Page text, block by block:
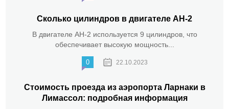
Сколько цилиндров в двигателе АН-2
В двигателе АН-2 используется 9 цилиндров, что
обеспечивает высокую мощность...
0 22.10.2023
Стоимость проезда из аэропорта Ларнаки в
Лимассол: подробная информация